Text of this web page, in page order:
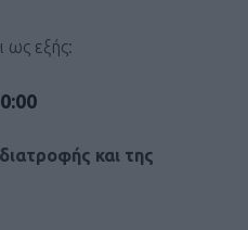
ως εξής:
και της